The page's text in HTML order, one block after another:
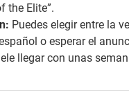
the Elite”.
Puedes elegir entre la
o esperar el
llegar con unas